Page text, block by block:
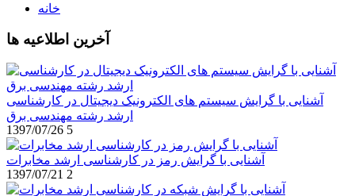
خانه
آخرین اطلاعیه ها
آشنایی با گرایش سیستم های الکترونیک دیجیتال در کارشناسی
ارشد رشته مهندسی برق
1397/07/26 5
آشنایی با گرایش رمز در کارشناسی ارشد مخابرات
1397/07/21 2